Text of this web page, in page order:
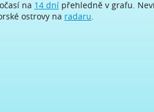
na 14 dní přehledně v grafu.
ostrovy na radaru